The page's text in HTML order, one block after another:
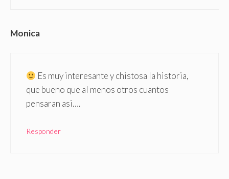
Monica
Es muy interesante y chistosa la historia,
que bueno que al menos otros cuantos
pensaran asi….
Responder